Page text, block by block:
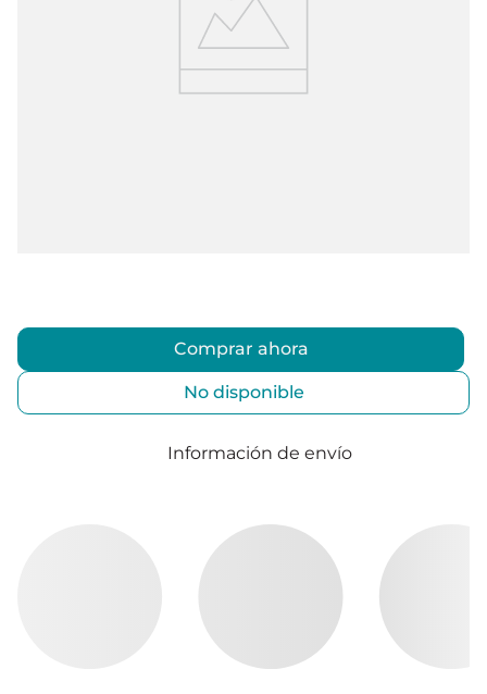
Comprar ahora
No disponible
Información de envío